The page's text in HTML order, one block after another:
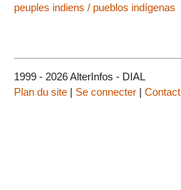
peuples indiens / pueblos indígenas
1999 - 2026 AlterInfos - DIAL
Plan du site | Se connecter | Contact